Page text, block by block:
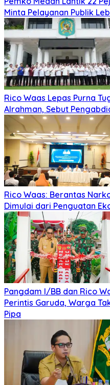
Minta Pelayanan Publik
Rico Waas Lepas Purna
Alrahman, Sebut
Rico Waas: Berantas
Dimulai dari Penguatan
Pangdam I/BB dan Rico
Perintis Garuda, Warga
Pipa